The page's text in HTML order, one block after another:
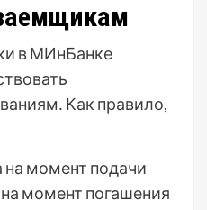
в МИнБанке
Как правило,
на момент подачи
на момент погашения